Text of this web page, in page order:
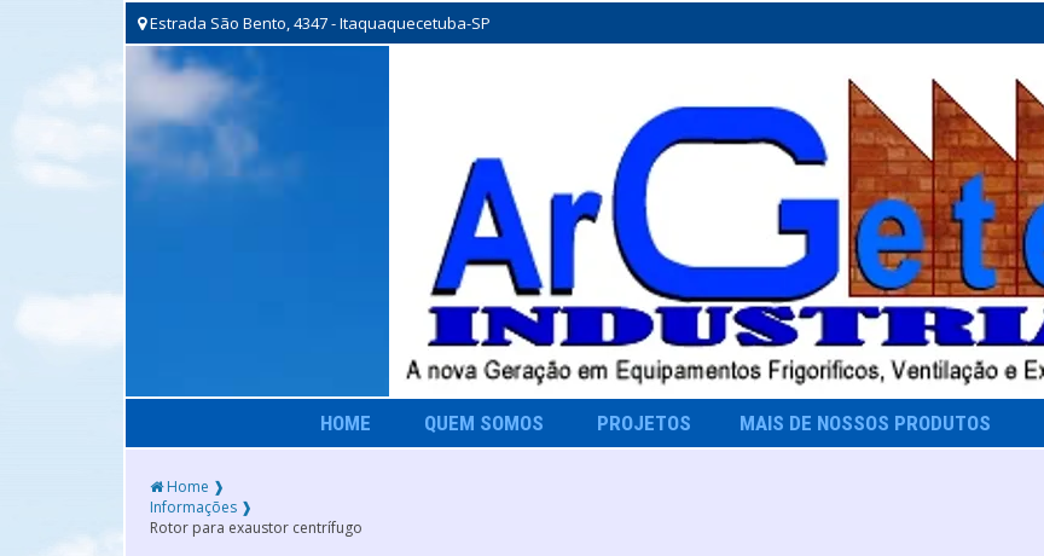
Estrada São Bento, 4347 - Itaquaquecetuba-SP
HOME QUEM SOMOS PROJETOS MAIS DE NOSSOS PRODUTOS
Home ❱
Informações ❱
Rotor para exaustor centrífugo